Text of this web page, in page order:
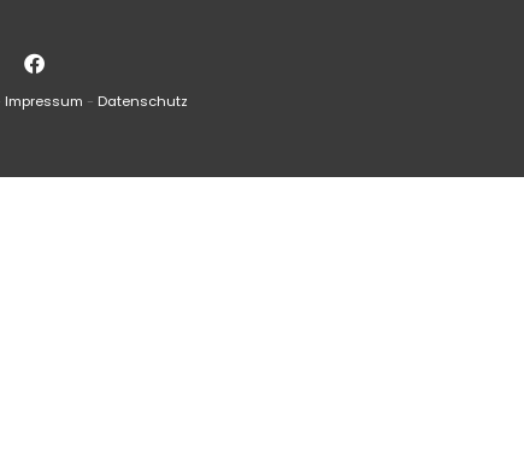
Impressum - Datenschutz